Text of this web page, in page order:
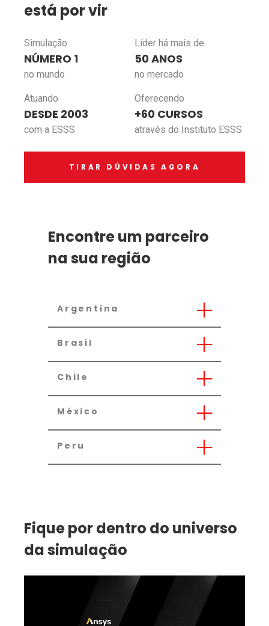
está por vir
Simulação
NÚMERO 1
no mundo
Líder há mais de
50 ANOS
no mercado
Atuando
DESDE 2003
com a ESSS
Oferecendo
+60 CURSOS
através do Instituto ESSS
TIRAR DÚVIDAS AGORA
Encontre um parceiro
na sua região
Argentina
Brasil
Chile
México
Peru
Fique por dentro do universo
da simulação